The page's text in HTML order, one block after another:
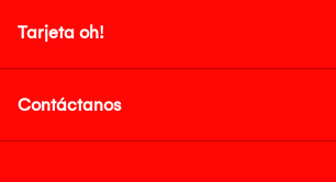
Tarjeta oh!
Contáctanos